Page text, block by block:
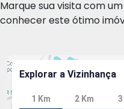
Marque sua visita com
conhecer este ótimo